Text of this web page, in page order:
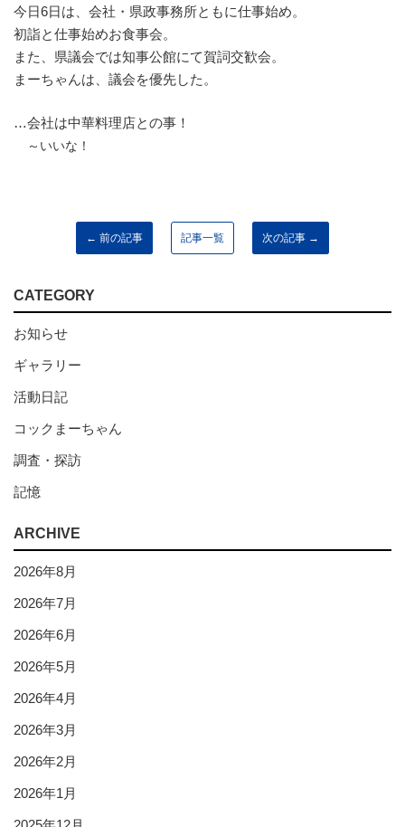
今日6日は、会社・県政事務所ともに仕事始め。
初詣と仕事始めお食事会。
また、県議会では知事公館にて賀詞交歓会。
まーちゃんは、議会を優先した。
…会社は中華料理店との事！
～いいな！
← 前の記事 記事一覧 次の記事 →
CATEGORY
お知らせ
ギャラリー
活動日記
コックまーちゃん
調査・探訪
記憶
ARCHIVE
2026年8月
2026年7月
2026年6月
2026年5月
2026年4月
2026年3月
2026年2月
2026年1月